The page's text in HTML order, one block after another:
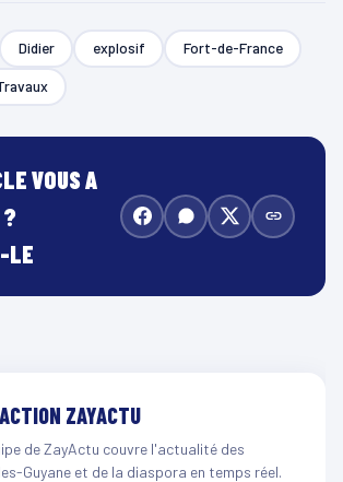
Didier explosif Fort-de-France
VOUS A
LE
ZAYACTU
de ZayActu couvre l'actualité des
Guyane et de la diaspora en temps réel.